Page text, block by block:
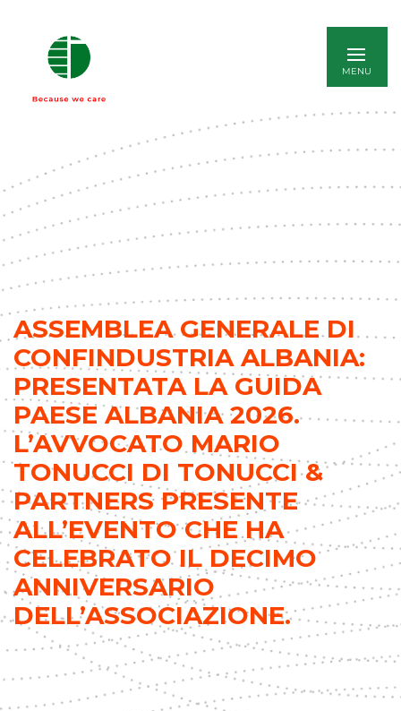
ASSEMBLEA GENERALE DI
CONFINDUSTRIA ALBANIA:
PRESENTATA LA GUIDA
PAESE ALBANIA 2026.
L’AVVOCATO MARIO
TONUCCI DI TONUCCI &
PARTNERS PRESENTE
ALL’EVENTO CHE HA
CELEBRATO IL DECIMO
ANNIVERSARIO
DELL’ASSOCIAZIONE.